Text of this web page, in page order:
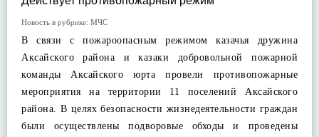
Новость в рубрике: МЧС
В связи с пожароопасным режимом казачья дружина
Аксайского района и казаки добровольной пожарной
команды Аксайского юрта провели противопожарные
мероприятия на территории 11 поселений Аксайского
района. В целях безопасности жизнедеятельности граждан
были осуществлены подворовые обходы и проведены